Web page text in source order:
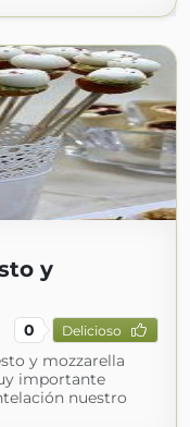
y
0 Delicioso
y mozzarella
importante
nuestro